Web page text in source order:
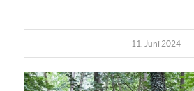
11. Juni 2024